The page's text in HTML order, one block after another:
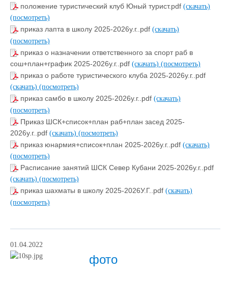
положение туристический клуб Юный турист.pdf (скачать)
(посмотреть)
приказ лапта в школу 2025-2026у.г..pdf (скачать)
(посмотреть)
приказ о назначении ответственного за спорт раб в
сош+план+график 2025-2026у.г..pdf (скачать) (посмотреть)
приказ о работе туристического клуба 2025-2026у.г..pdf
(скачать) (посмотреть)
приказ самбо в школу 2025-2026у.г..pdf (скачать)
(посмотреть)
Приказ ШСК+список+план раб+план засед 2025-
2026у.г..pdf (скачать) (посмотреть)
приказ юнармия+список+план 2025-2026у.г..pdf (скачать)
(посмотреть)
Расписание занятий ШСК Север Кубани 2025-2026у.г..pdf
(скачать) (посмотреть)
приказ шахматы в школу 2025-2026У.Г..pdf (скачать)
(посмотреть)
01.04.2022
фото